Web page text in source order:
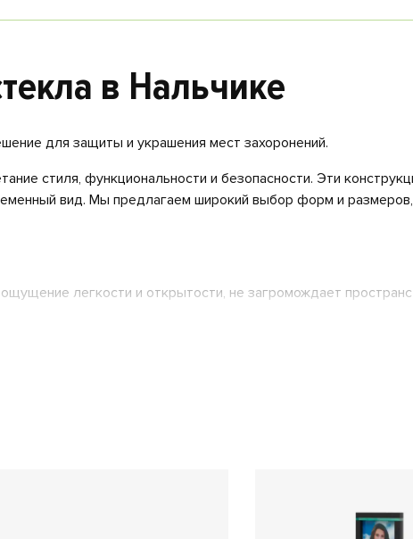
в Нальчике
для защиты и украшения мест захоронений.
стиля, функциональности и безопасности. Эти
вид. Мы предлагаем широкий выбор форм и
легкости и открытости, не загромождает
создают иллюзию увеличенного пространства, делая